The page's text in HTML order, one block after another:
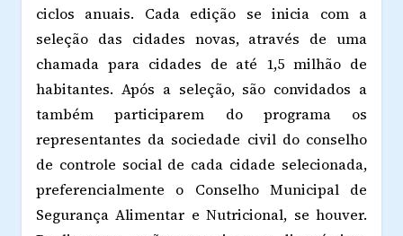
ciclos anuais. Cada edição se inicia com a
seleção das cidades novas, através de uma
chamada para cidades de até 1,5 milhão de
habitantes. Após a seleção, são convidados a
também participarem do programa os
representantes da sociedade civil do conselho
de controle social de cada cidade selecionada,
preferencialmente o Conselho Municipal de
Segurança Alimentar e Nutricional, se houver.